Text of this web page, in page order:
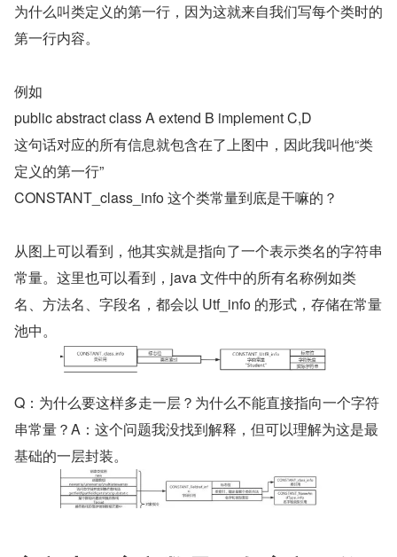
为什么叫类定义的第一行，因为这就来自我们写每个类时的
第一行内容。
例如
public abstract class A extend B implement C,D
这句话对应的所有信息就包含在了上图中，因此我叫他“类
定义的第一行”
CONSTANT_class_info 这个类常量到底是干嘛的？
从图上可以看到，他其实就是指向了一个表示类名的字符串
常量。这里也可以看到，java 文件中的所有名称例如类
名、方法名、字段名，都会以 Utf_info 的形式，存储在常量
池中。
Q：为什么要这样多走一层？为什么不能直接指向一个字符
串常量？A：这个问题我没找到解释，但可以理解为这是最
基础的一层封装。